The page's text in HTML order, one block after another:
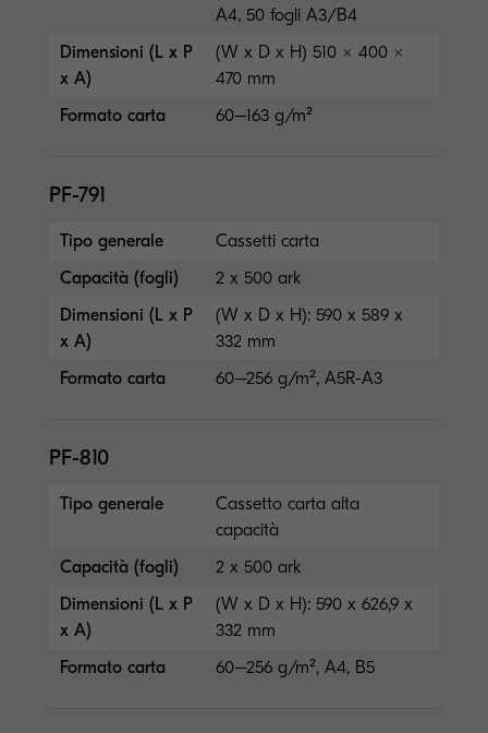
A4, 50 fogli A3/B4
Dimensioni (L x P
x A)
(W x D x H) 510 × 400 ×
470 mm
Formato carta
60–163 g/m²
PF-791
Tipo generale
Cassetti carta
Capacità (fogli)
2 x 500 ark
Dimensioni (L x P
x A)
(W x D x H): 590 x 589 x
332 mm
Formato carta
60–256 g/m², A5R-A3
PF-810
Tipo generale
Cassetto carta alta
capacità
Capacità (fogli)
2 x 500 ark
Dimensioni (L x P
x A)
(W x D x H): 590 x 626,9 x
332 mm
Formato carta
60–256 g/m², A4, B5